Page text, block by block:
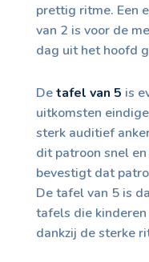
prettig ritme. Een
van 2 is voor de
dag uit het hoofd
Detafel van 5 is
uitkomsten
sterk auditief
dit patroon snel
bevestigt dat
De tafel van 5 is
tafels die
dankzij de sterke